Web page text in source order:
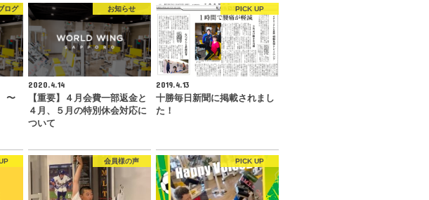
ログ
〜
お知らせ
2020.4.14
【重要】４月会費一部返金と
４月、５月の特別休会対応に
ついて
PICK UP
2019.4.13
十勝毎日新聞に掲載されまし
た！
会員様の声 PICK UP